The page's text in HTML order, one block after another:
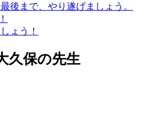
後まで、やり遂げましょう。
ょう！
久保の先生